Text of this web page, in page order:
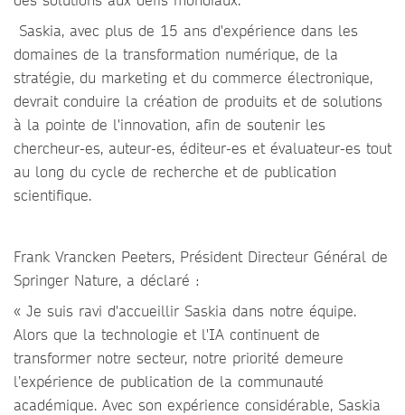
Saskia, avec plus de 15 ans d'expérience dans les
domaines de la transformation numérique, de la
stratégie, du marketing et du commerce électronique,
devrait conduire la création de produits et de solutions
à la pointe de l'innovation, afin de soutenir les
chercheur-es, auteur-es, éditeur-es et évaluateur-es tout
au long du cycle de recherche et de publication
scientifique.
Frank Vrancken Peeters, Président Directeur Général de
Springer Nature, a déclaré :
« Je suis ravi d'accueillir Saskia dans notre équipe.
Alors que la technologie et l'IA continuent de
transformer notre secteur, notre priorité demeure
l’expérience de publication de la communauté
académique. Avec son expérience considérable, Saskia